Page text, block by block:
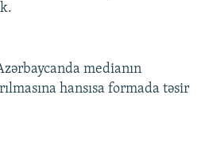
medianın
hansısa formada təsir